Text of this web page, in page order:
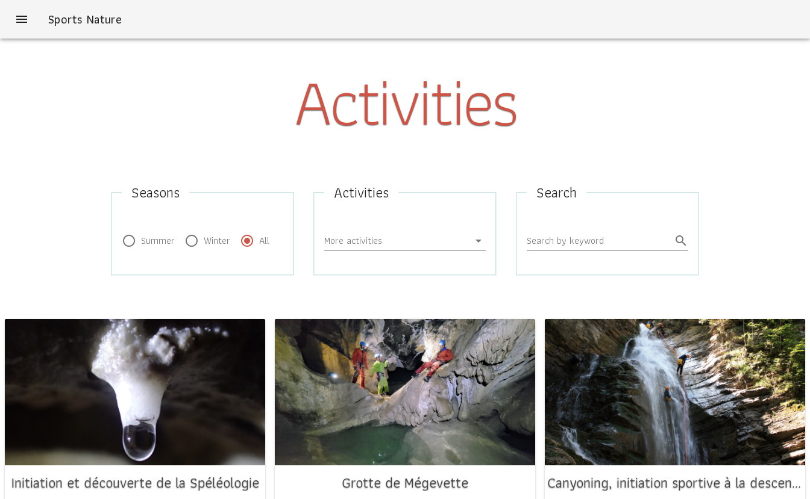
menu Sports Nature
Activities
Seasons
radio_button_unchecked Summer radio_button_unchecked Winter radio_button_checked All
Activities
More activities arrow_drop_down
Search
Search by keyword search
Initiation et découverte de la Spéléologie Grotte de Mégevette Canyoning, initiation sportive à la descente de canyon